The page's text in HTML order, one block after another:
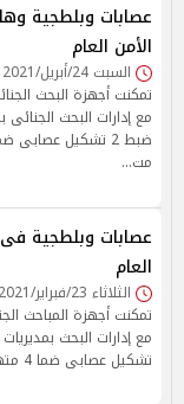
عصابات وبلطجية
الأمن العام
السبت 24/أبريل/2021 - 04:23 ص
تمكنت أجهزة البحث
مت…
عصابات وبلطجية
العام
الثلاثاء 23/فبراير/2021 - 12:27 ص
تمكنت أجهزة المباحث
تشكيل عصابى ضما 4 متهمين إرتكبوا 10حوادث متنوعة …